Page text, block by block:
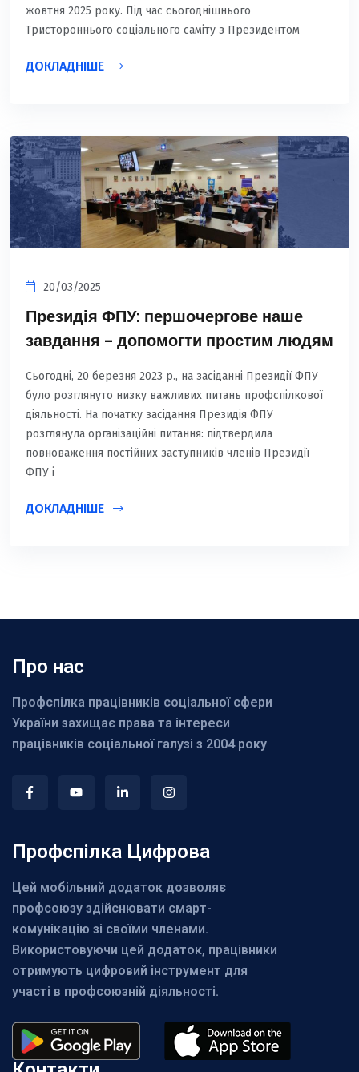
жовтня 2025 року. Під час сьогоднішнього
Тристороннього соціального саміту з Президентом
ДОКЛАДНІШЕ
20/03/2025
Президія ФПУ: першочергове наше
завдання – допомогти простим людям
Сьогодні, 20 березня 2023 р., на засіданні Президії ФПУ
було розглянуто низку важливих питань профспілкової
діяльності. На початку засідання Президія ФПУ
розглянула організаційні питання: підтвердила
повноваження постійних заступників членів Президії
ФПУ і
ДОКЛАДНІШЕ
Про нас
Профспілка працівників соціальної сфери
України захищає права та інтереси
працівників соціальної галузі з 2004 року
Профспілка Цифрова
Цей мобільний додаток дозволяє
профсоюзу здійснювати смарт-
комунікацію зі своїми членами.
Використовуючи цей додаток, працівники
отримують цифровий інструмент для
участі в профсоюзній діяльності.